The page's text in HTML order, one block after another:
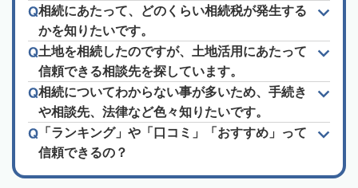
相続にあたって、どのくらい相続税が発生する
かを知りたいです。
土地を相続したのですが、土地活用にあたって
信頼できる相談先を探しています。
相続についてわからない事が多いため、手続き
や相談先、法律など色々知りたいです。
「ランキング」や「口コミ」「おすすめ」って
信頼できるの？